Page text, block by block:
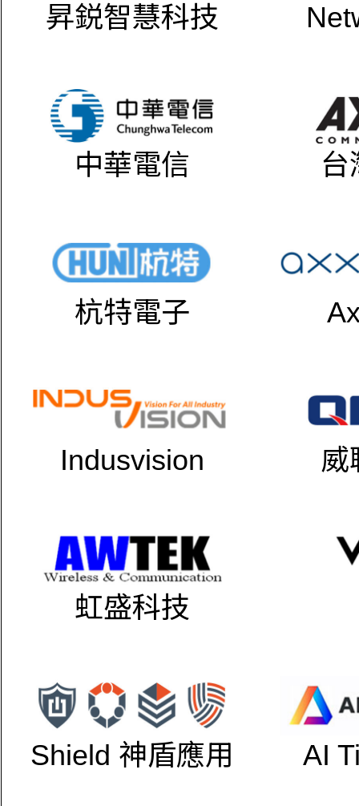
昇鋭智慧科技
中華電信 台
杭特電子
Indusvision 威
虹盛科技
Shield 神盾應用 AI